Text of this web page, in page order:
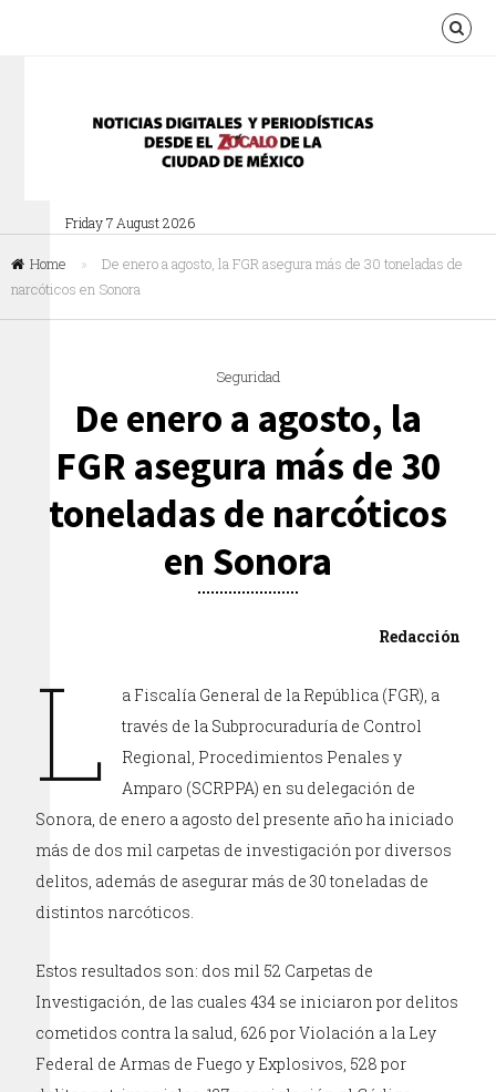
Friday 7 August 2026
Home »
De enero a agosto, la FGR asegura más de 30 toneladas de
narcóticos en Sonora
Seguridad
De enero a agosto, la
FGR asegura más de 30
toneladas de narcóticos
en Sonora
Redacción
L
a Fiscalía General de la República (FGR), a
través de la Subprocuraduría de Control
Regional, Procedimientos Penales y
Amparo (SCRPPA) en su delegación de
Sonora, de enero a agosto del presente año ha iniciado
más de dos mil carpetas de investigación por diversos
delitos, además de asegurar más de 30 toneladas de
distintos narcóticos.
Estos resultados son: dos mil 52 Carpetas de
Investigación, de las cuales 434 se iniciaron por delitos
cometidos contra la salud, 626 por Violación a la Ley
Federal de Armas de Fuego y Explosivos, 528 por